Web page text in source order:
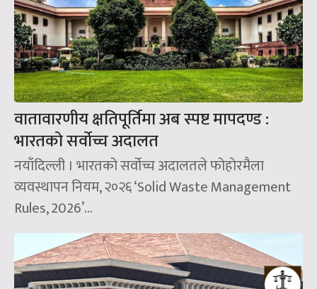
वातावारणीय क्षतिपूर्तिमा अब स्पष्ट मापदण्ड :
भारतको सर्वोच्च अदालत
नयाँदिल्ली । भारतको सर्वोच्च अदालतले फोहोरमैला
व्यवस्थापन नियम, २०२६ ‘Solid Waste Management
Rules, 2026’...